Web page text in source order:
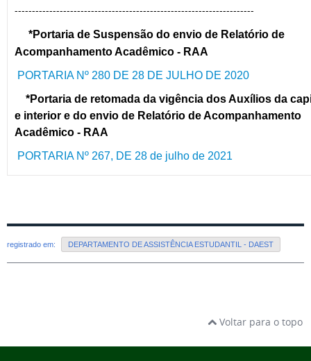
---------------------------------------------------------------------
*Portaria de Suspensão do envio de Relatório de
Acompanhamento Acadêmico - RAA
PORTARIA Nº 280 DE 28 DE JULHO DE 2020
*Portaria de retomada da vigência dos Auxílios da
e interior e do envio de Relatório de Acompanhamento
Acadêmico - RAA
PORTARIA Nº 267, DE 28 de julho de 2021
registrado em: DEPARTAMENTO DE ASSISTÊNCIA ESTUDANTIL - DAEST
Voltar para o topo